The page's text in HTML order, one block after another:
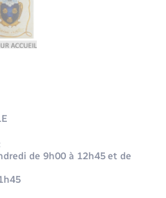
de 9h00 à 12h45 et de